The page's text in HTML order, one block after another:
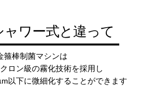
ャワー式と違って
箍棒制菌マシンは
ロン級の霧化技術を採用し
以下に微細化することができます